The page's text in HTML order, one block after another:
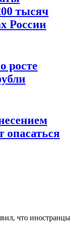
тысяч
России
росте
опасаться
что иностранцы